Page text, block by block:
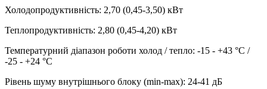
Холодопродуктивність: 2,70 (0,45-3,50) кВт
Теплопродуктивність: 2,80 (0,45-4,20) кВт
Температурний діапазон роботи холод / тепло: -15 - +43 °С /
-25 - +24 °С
Рівень шуму внутрішнього блоку (min-max): 24-41 дБ